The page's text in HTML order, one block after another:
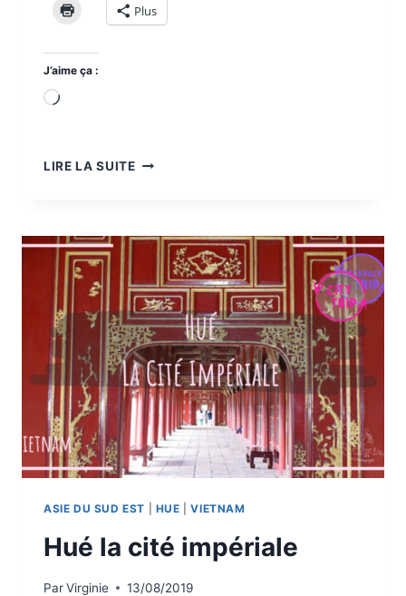
Plus
J’aime ça :
Chargement…
LIRE LA SUITEHUÉ,
PARFUM
ASIE DU SUD EST HUE |VIETNAM
Hué la cité impériale
ParVirginie 13/08/2019